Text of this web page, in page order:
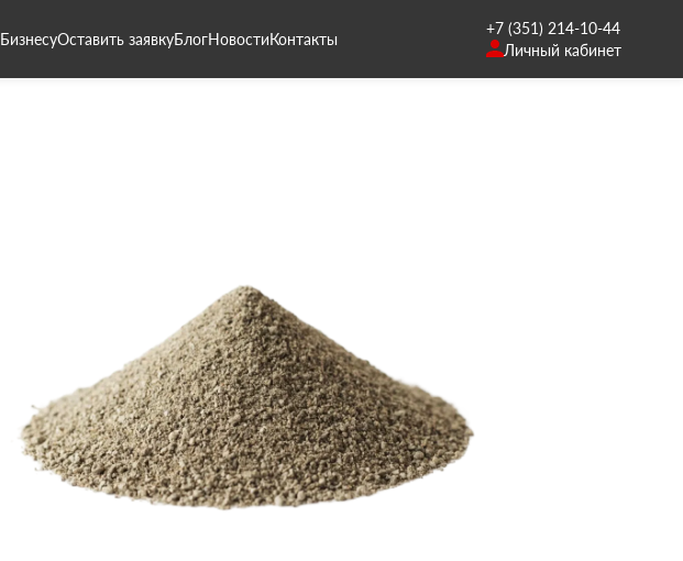
БизнесуОставить заявкуБлогНовостиКонтакты
+7 (351) 214-10-44
Личный кабинет